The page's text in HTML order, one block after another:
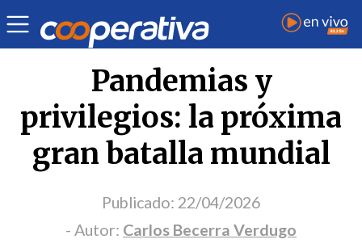
Opinión | Carlos Becerra Verdugo
Pandemias y
privilegios: la próxima
gran batalla mundial
Publicado: 22/04/2026
- Autor: Carlos Becerra Verdugo